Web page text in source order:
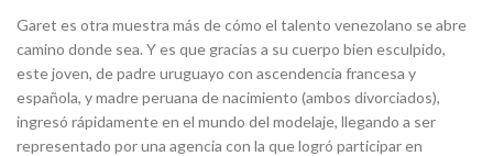
Garet es otra muestra más de cómo el talento venezolano se abre
camino donde sea. Y es que gracias a su cuerpo bien esculpido,
este joven, de padre uruguayo con ascendencia francesa y
española, y madre peruana de nacimiento (ambos divorciados),
ingresó rápidamente en el mundo del modelaje, llegando a ser
representado por una agencia con la que logró participar en